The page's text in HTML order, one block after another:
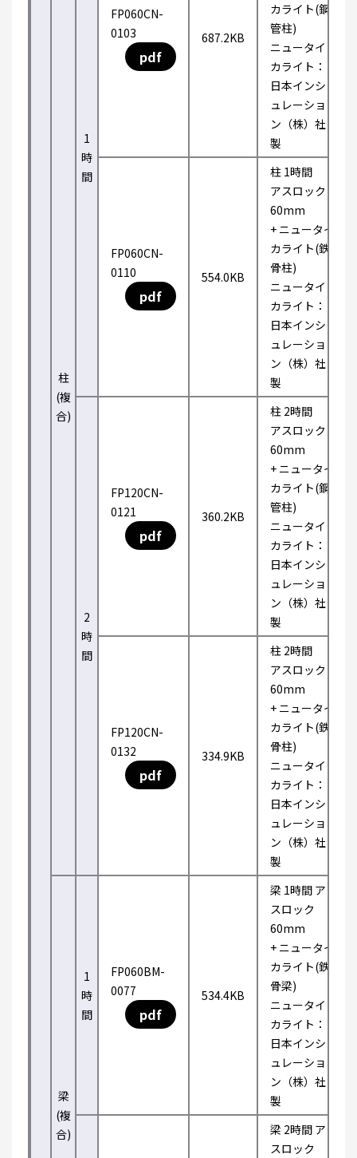
柱
(複
合)
1
時
間
FP060CN-
0103
pdf
687.2KB
カライト(鋼
管柱)
ニュータイ
カライト：
日本インシ
ュレーショ
ン（株）社
製
FP060CN-
0110
pdf
554.0KB
柱 1時間
アスロック
60mm
+ ニュータイ
カライト(鉄
骨柱)
ニュータイ
カライト：
日本インシ
ュレーショ
ン（株）社
製
2
時
間
FP120CN-
0121
pdf
360.2KB
柱 2時間
アスロック
60mm
+ ニュータイ
カライト(鋼
管柱)
ニュータイ
カライト：
日本インシ
ュレーショ
ン（株）社
製
FP120CN-
0132
pdf
334.9KB
柱 2時間
アスロック
60mm
+ ニュータイ
カライト(鉄
骨柱)
ニュータイ
カライト：
日本インシ
ュレーショ
ン（株）社
製
梁
(複
合)
1
時
間
FP060BM-
0077
pdf
534.4KB
梁 1時間 ア
スロック
60mm
+ ニュータイ
カライト(鉄
骨梁)
ニュータイ
カライト：
日本インシ
ュレーショ
ン（株）社
製
梁 2時間 ア
スロック